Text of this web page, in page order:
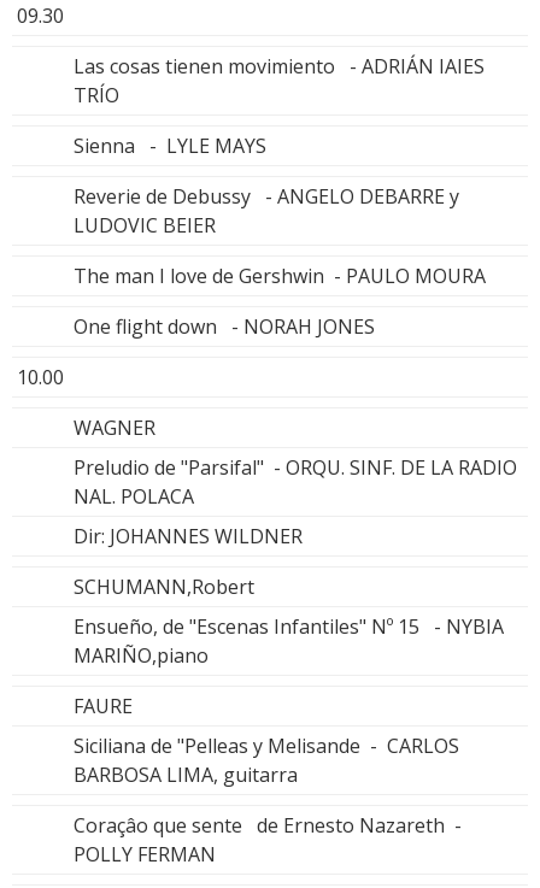
09.30
Las cosas tienen movimiento - ADRIÁN IAIES
TRÍO
Sienna - LYLE MAYS
Reverie de Debussy - ANGELO DEBARRE y
LUDOVIC BEIER
The man I love de Gershwin - PAULO MOURA
One flight down - NORAH JONES
10.00
WAGNER
Preludio de "Parsifal" - ORQU. SINF. DE LA RADIO
NAL. POLACA
Dir: JOHANNES WILDNER
SCHUMANN,Robert
Ensueño, de "Escenas Infantiles" Nº 15 - NYBIA
MARIÑO,piano
FAURE
Siciliana de "Pelleas y Melisande - CARLOS
BARBOSA LIMA, guitarra
Coraçâo que sente de Ernesto Nazareth -
POLLY FERMAN